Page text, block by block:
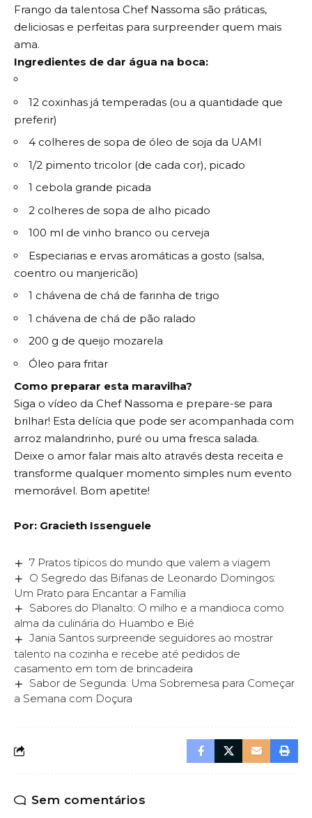
Frango da talentosa Chef Nassoma são práticas,
deliciosas e perfeitas para surpreender quem mais
ama.
Ingredientes de dar água na boca:
12 coxinhas já temperadas (ou a quantidade que
preferir)
4 colheres de sopa de óleo de soja da UAMI
1/2 pimento tricolor (de cada cor), picado
1 cebola grande picada
2 colheres de sopa de alho picado
100 ml de vinho branco ou cerveja
Especiarias e ervas aromáticas a gosto (salsa,
coentro ou manjericão)
1 chávena de chá de farinha de trigo
1 chávena de chá de pão ralado
200 g de queijo mozarela
Óleo para fritar
Como preparar esta maravilha?
Siga o vídeo da Chef Nassoma e prepare-se para
brilhar! Esta delícia que pode ser acompanhada com
arroz malandrinho, puré ou uma fresca salada.
Deixe o amor falar mais alto através desta receita e
transforme qualquer momento simples num evento
memorável. Bom apetite!
Por: Gracieth Issenguele
7 Pratos típicos do mundo que valem a viagem
O Segredo das Bifanas de Leonardo Domingos:
Um Prato para Encantar a Família
Sabores do Planalto: O milho e a mandioca como
alma da culinária do Huambo e Bié
Jania Santos surpreende seguidores ao mostrar
talento na cozinha e recebe até pedidos de
casamento em tom de brincadeira
Sabor de Segunda: Uma Sobremesa para Começar
a Semana com Doçura
Sem comentários